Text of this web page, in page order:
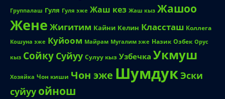
Группалаш Гуля Гуля эже Жаш кез Жаш кыз Жашоо
Жене Жигитим Кайни Келин Классташ Коллега
Кошуна эже Куйоом Майрам Мугалим эже Назик Озбек Орус
кыз Сойку Суйуу Сулуу кыз Узбечка Укмуш
Хозяйка Чон киши Чон эже ШумдукЭски
суйуу ойнош